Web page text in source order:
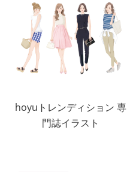
hoyuトレンディション 専
門誌イラスト